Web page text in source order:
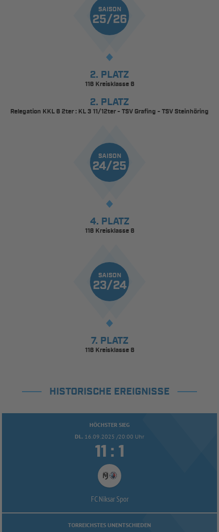
SAISON
25/26
2. PLATZ
116 Kreisklasse 6
2. PLATZ
Relegation KKL 6 2ter : KL 3 11/12ter - TSV Grafing - TSV Steinhöring
SAISON
24/25
4. PLATZ
116 Kreisklasse 6
SAISON
23/24
7. PLATZ
116 Kreisklasse 6
HISTORISCHE EREIGNISSE
HÖCHSTER SIEG
DI.. 16.09.2025 /20:00 Uhr
 : 
FC Niksar Spor
TORREICHSTES UNENTSCHIEDEN